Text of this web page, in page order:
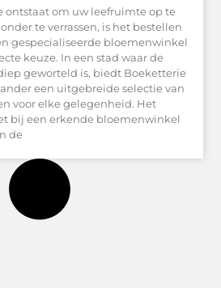
ontstaat om uw leefruimte op te
te verrassen, is het bestellen
gespecialiseerde bloemenwinkel
keuze. In een stad waar de
geworteld is, biedt Boeketterie
een uitgebreide selectie van
voor elke gelegenheid. Het
bij een erkende bloemenwinkel
de